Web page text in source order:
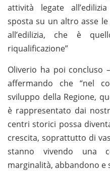
attività legate
sposta su un altro asse
all’edilizia, che è
riqualificazione”
Oliverio ha poi concluso
affermando che “nel
sviluppo della Regione,
è rappresentato dai
centri storici possa
crescita, soprattutto di
stanno vivendo una
marginalità, abbandono e